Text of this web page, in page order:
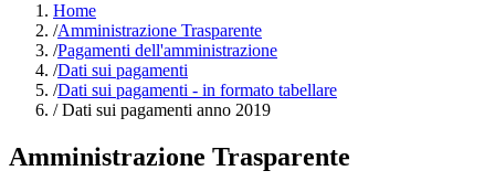
Home
/Amministrazione Trasparente
/Pagamenti dell'amministrazione
/Dati sui pagamenti
/Dati sui pagamenti - in formato tabellare
/Dati sui pagamenti anno 2019
Amministrazione Trasparente